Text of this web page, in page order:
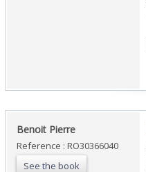
‎Benoit Pierre‎
Reference : RO30366040
See the book